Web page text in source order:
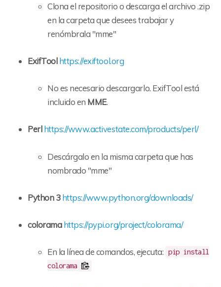
Clona el repositorio o descarga el archivo .zip
en la carpeta que desees trabajar y
renómbrala "mme"
ExifTool https://exiftool.org
No es necesario descargarlo. ExifTool está
incluido en MME.
Perl https://www.activestate.com/products/perl/
Descárgalo en la misma carpeta que has
nombrado "mme"
Python 3 https://www.python.org/downloads/
colorama https://pypi.org/project/colorama/
En la línea de comandos, ejecuta: pip install
colorama